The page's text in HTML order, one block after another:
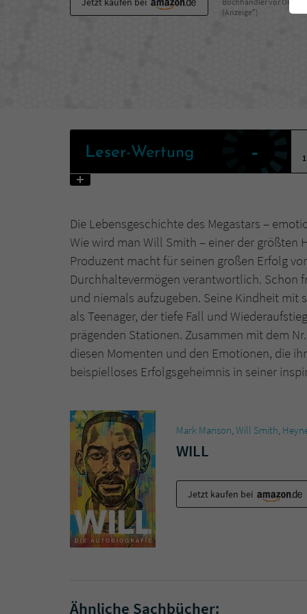
(Anzeige*)
Leser-Wertung -
1
Die Lebensgeschichte des Megastars –
Wie wird man Will Smith – einer der größten
Produzent macht für seinen großen Erfolg
Durchhaltevermögen verantwortlich. Schon
und niemals aufzugeben. Seine Kindheit mit
als Teenager, der tiefe Fall und
prägenden Stationen. Zusammen mit dem
diesen Momenten und den Emotionen, die
beispielloses Erfolgsgeheimnis in seiner
Mark Manson,Will Smith,
WILL
Jetzt kaufen bei
Ähnliche Sachbücher: